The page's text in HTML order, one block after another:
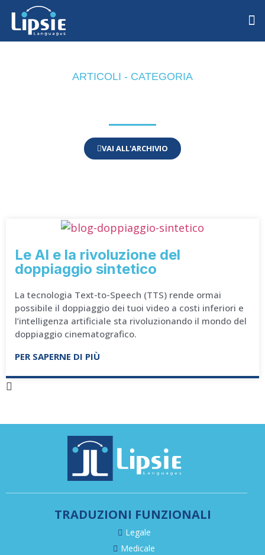
ARTICOLI - CATEGORIA
VAI ALL'ARCHIVIO
Le AI e la rivoluzione del
doppiaggio sintetico
La tecnologia Text-to-Speech (TTS) rende ormai
possibile il doppiaggio dei tuoi video a costi inferiori e
l’intelligenza artificiale sta rivoluzionando il mondo del
doppiaggio cinematografico.
PER SAPERNE DI PIÙ
TRADUZIONI FUNZIONALI
Legale
Medicale